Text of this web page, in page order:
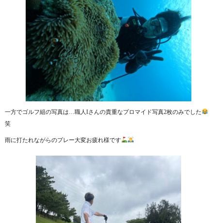
一方でゴルフ組の写真は…職人Iさんの貴重なプロマイド写真2枚のみでした
笑
雨に打たれながらのプレー大変お疲れ様です